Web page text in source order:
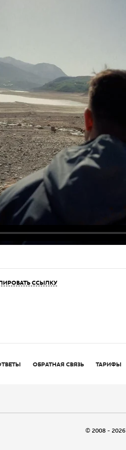
ССЫЛКУ
ОБРАТНАЯ СВЯЗЬ ТАРИФЫ
© 2008 - 2026